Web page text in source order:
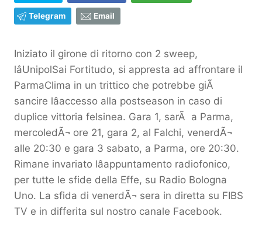
Telegram Email
Iniziato il girone di ritorno con 2 sweep,
lâUnipolSai Fortitudo, si appresta ad affrontare il
ParmaClima in un trittico che potrebbe giÃ
sancire lâaccesso alla postseason in caso di
duplice vittoria felsinea. Gara 1, sarÃ a Parma,
mercoledÃ¬ ore 21, gara 2, al Falchi, venerdÃ¬
alle 20:30 e gara 3 sabato, a Parma, ore 20:30.
Rimane invariato lâappuntamento radiofonico,
per tutte le sfide della Effe, su Radio Bologna
Uno. La sfida di venerdÃ¬ sera in diretta su FIBS
TV e in differita sul nostro canale Facebook.